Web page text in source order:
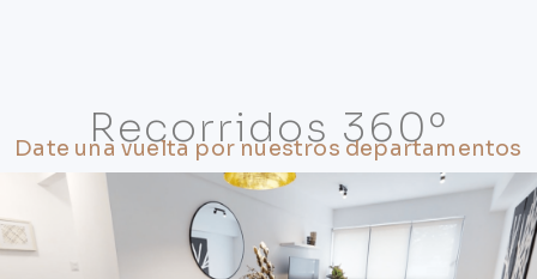
Recorridos 360º
Date una vuelta por nuestros departamentos